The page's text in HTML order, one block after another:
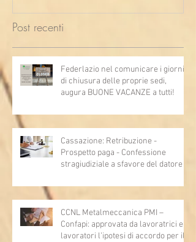
Post recenti
Federlazio nel comunicare i giorni
di chiusura delle proprie sedi,
augura BUONE VACANZE a tutti!
Cassazione: Retribuzione -
Prospetto paga - Confessione
stragiudiziale a sfavore del datore di
articoli 1362, 2697, 2730, 2732, 2734
e 2735)
CCNL Metalmeccanica PMI –
Confapi: approvata da lavoratrici e
lavoratori l’ipotesi di accordo per il